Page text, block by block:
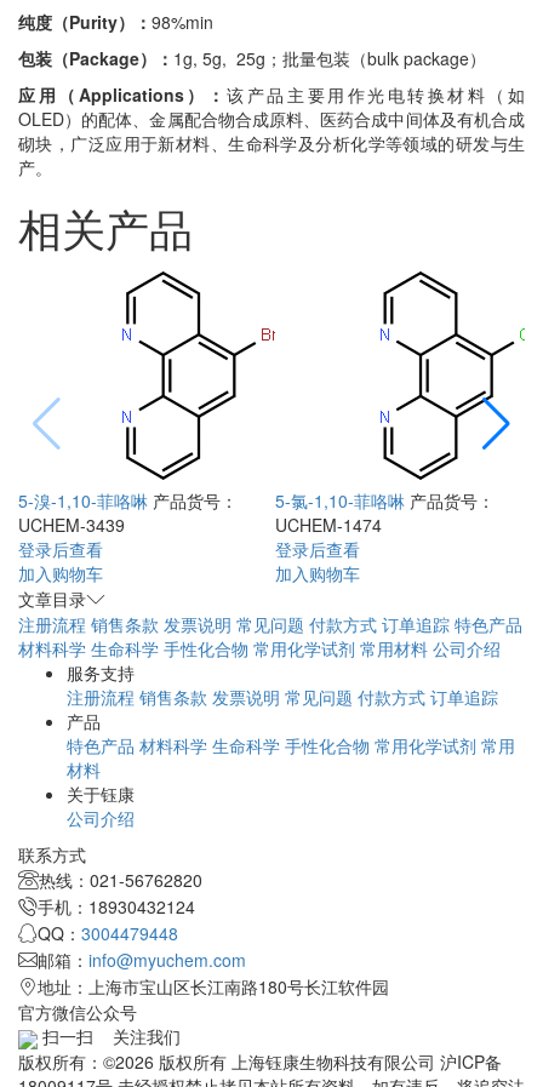
纯度（Purity）： 98%min
包装（Package）： 1g, 5g, 25g；批量包装（bulk package）
应用（Applications）：该产品主要用作光电转换材料（如
OLED）的配体、金属配合物合成原料、医药合成中间体及有机合成
砌块，广泛应用于新材料、生命科学及分析化学等领域的研发与生
产。
相关产品
5-溴-1,10-菲咯啉 产品货号：
UCHEM-3439
登录后查看
加入购物车
5-氯-1,10-菲咯啉 产品货号：
UCHEM-1474
登录后查看
加入购物车
文章目录
注册流程 销售条款 发票说明 常见问题 付款方式 订单追踪 特色产品
材料科学 生命科学 手性化合物 常用化学试剂 常用材料 公司介绍
服务支持
注册流程 销售条款 发票说明 常见问题 付款方式 订单追踪
产品
特色产品 材料科学 生命科学 手性化合物 常用化学试剂 常用
材料
关于钰康
公司介绍
联系方式
热线：021-56762820
手机：18930432124
QQ： 3004479448
邮箱： info@myuchem.com
地址：上海市宝山区长江南路180号长江软件园
官方微信公众号
扫一扫 关注我们
版权所有：©2026 版权所有 上海钰康生物科技有限公司 沪ICP备